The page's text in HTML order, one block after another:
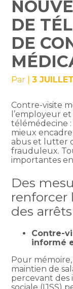
DE
DE
Par |3
Contre-visite
l’employeur
télémédecine
mieux
abus et lutter
frauduleux.
importantes
Des
renforcer
des
Contre-
informé
Pour
maintien de
percevant des
sociale (IJSS)